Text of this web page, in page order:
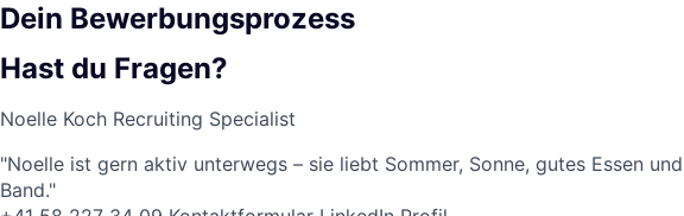
Dein Bewerbungsprozess
Hast du Fragen?
Noelle Koch Recruiting Specialist
"Noelle ist gern aktiv unterwegs – sie liebt Sommer, Sonne, gutes Essen
Band."